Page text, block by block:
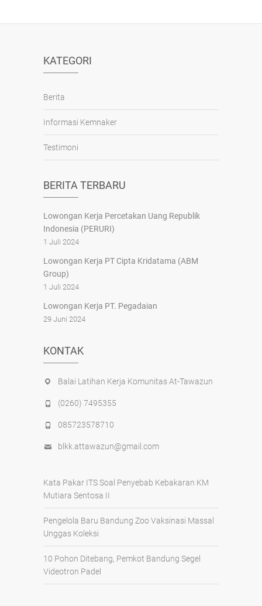
KATEGORI
Berita
Informasi Kemnaker
Testimoni
BERITA TERBARU
Lowongan Kerja Percetakan Uang Republik
Indonesia (PERURI)
1 Juli 2024
Lowongan Kerja PT Cipta Kridatama (ABM
Group)
1 Juli 2024
Lowongan Kerja PT. Pegadaian
29 Juni 2024
KONTAK
Balai Latihan Kerja Komunitas At-Tawazun
(0260) 7495355
085723578710
blkk.attawazun@gmail.com
Kata Pakar ITS Soal Penyebab Kebakaran KM
Mutiara Sentosa II
Pengelola Baru Bandung Zoo Vaksinasi Massal
Unggas Koleksi
10 Pohon Ditebang, Pemkot Bandung Segel
Videotron Padel